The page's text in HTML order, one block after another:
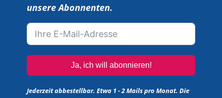
unsere Abonnenten.
Ja, ich will abonnieren!
Jederzeit abbestellbar. Etwa 1 - 2 Mails pro Monat. Die